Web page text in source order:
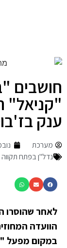
חושבים
ענק
מערכת
נדל"ן בפתח תקווה
לאחר שהוסרו
הוועדה
במקום מפעל